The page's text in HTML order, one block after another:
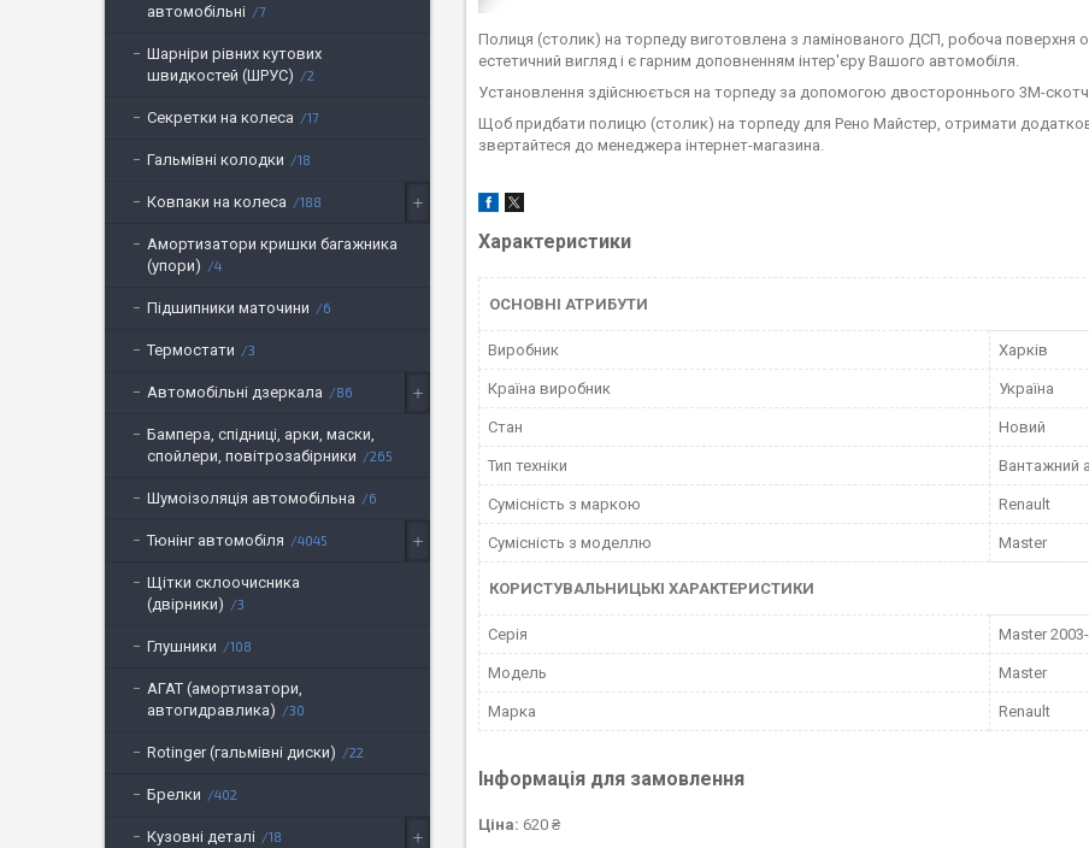
Полиця (столик) на торпеду виготовлена з ламінованого ДСП, робоча поверхня
естетичний вигляд і є гарним доповненням інтер'єру Вашого автомобіля.
Установлення здійснюється на торпеду за допомогою двостороннього 3М-
Щоб придбати полицю (столик) на торпеду для Рено Майстер, отримати додаткову
звертайтеся до менеджера інтернет-магазина.
Характеристики
ОСНОВНІ АТРИБУТИ
Виробник Харків
Країна виробник Україна
Стан Новий
Тип техніки Вантажний
Сумісність з маркою Renault
Сумісність з моделлю Master
КОРИСТУВАЛЬНИЦЬКІ ХАРАКТЕРИСТИКИ
Серія Master
Модель Master
Марка Renault
Інформація для замовлення
Ціна: 620 ₴
автомобільні
7
Шарніри рівних кутових
швидкостей (ШРУС)
2
Секретки на колеса 17
Гальмівні колодки 18
Ковпаки на колеса 188
Амортизатори кришки багажника
(упори)
4
Підшипники маточини 6
Термостати 3
Автомобільні дзеркала 86
Бампера, спідниці, арки, маски,
спойлери, повітрозабірники
265
Шумоізоляція автомобільна 6
Тюнінг автомобіля 4045
Щітки склоочисника
(двірники)
3
Глушники 108
АГАТ (амортизатори,
автогидравлика)
30
Rotinger (гальмівні диски) 22
Брелки 402
Кузовні деталі 18